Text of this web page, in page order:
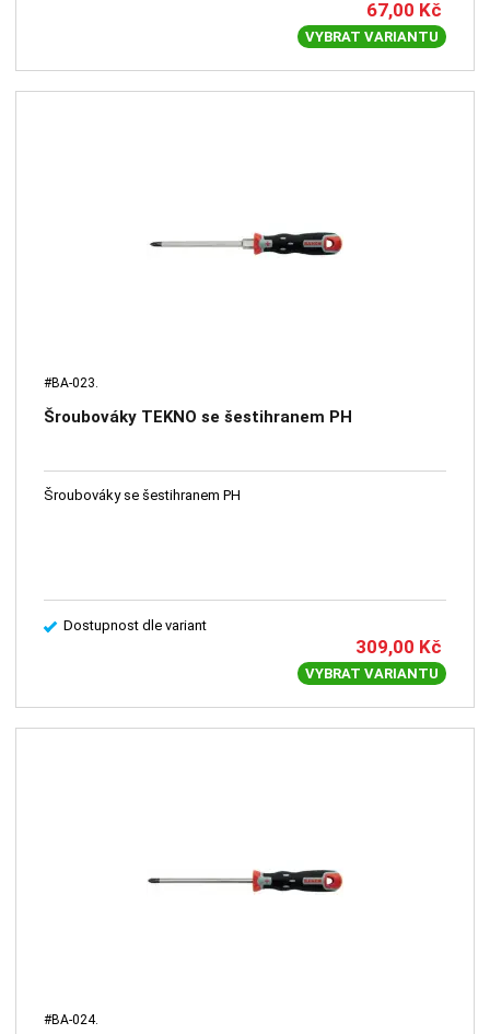
67,00 Kč
VYBRAT VARIANTU
#BA-023.
Šroubováky TEKNO se šestihranem PH
Šroubováky se šestihranem PH
Dostupnost dle variant
309,00 Kč
VYBRAT VARIANTU
#BA-024.